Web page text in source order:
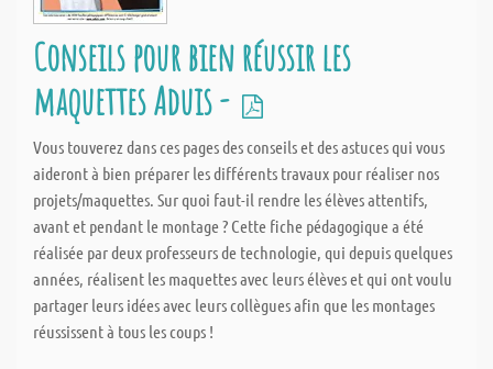
Conseils pour bien réussir les
maquettes Aduis -
Vous touverez dans ces pages des conseils et des astuces qui vous
aideront à bien préparer les différents travaux pour réaliser nos
projets/maquettes. Sur quoi faut-il rendre les élèves attentifs,
avant et pendant le montage ? Cette fiche pédagogique a été
réalisée par deux professeurs de technologie, qui depuis quelques
années, réalisent les maquettes avec leurs élèves et qui ont voulu
partager leurs idées avec leurs collègues afin que les montages
réussissent à tous les coups !